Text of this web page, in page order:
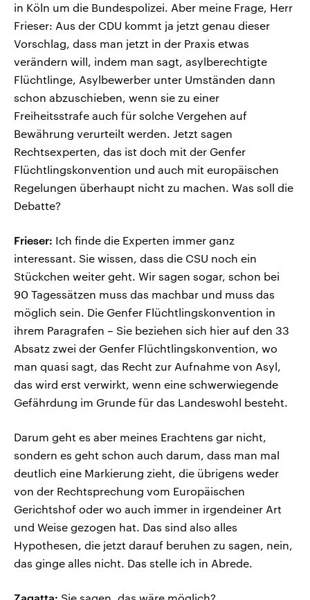
in Köln um die Bundespolizei. Aber meine Frage, Herr
Frieser: Aus der CDU kommt ja jetzt genau dieser
Vorschlag, dass man jetzt in der Praxis etwas
verändern will, indem man sagt, asylberechtigte
Flüchtlinge, Asylbewerber unter Umständen dann
schon abzuschieben, wenn sie zu einer
Freiheitsstrafe auch für solche Vergehen auf
Bewährung verurteilt werden. Jetzt sagen
Rechtsexperten, das ist doch mit der Genfer
Flüchtlingskonvention und auch mit europäischen
Regelungen überhaupt nicht zu machen. Was soll die
Debatte?
Frieser: Ich finde die Experten immer ganz
interessant. Sie wissen, dass die CSU noch ein
Stückchen weiter geht. Wir sagen sogar, schon bei
90 Tagessätzen muss das machbar und muss das
möglich sein. Die Genfer Flüchtlingskonvention in
ihrem Paragrafen – Sie beziehen sich hier auf den 33
Absatz zwei der Genfer Flüchtlingskonvention, wo
man quasi sagt, das Recht zur Aufnahme von Asyl,
das wird erst verwirkt, wenn eine schwerwiegende
Gefährdung im Grunde für das Landeswohl besteht.
Darum geht es aber meines Erachtens gar nicht,
sondern es geht schon auch darum, dass man mal
deutlich eine Markierung zieht, die übrigens weder
von der Rechtsprechung vom Europäischen
Gerichtshof oder wo auch immer in irgendeiner Art
und Weise gezogen hat. Das sind also alles
Hypothesen, die jetzt darauf beruhen zu sagen, nein,
das ginge alles nicht. Das stelle ich in Abrede.